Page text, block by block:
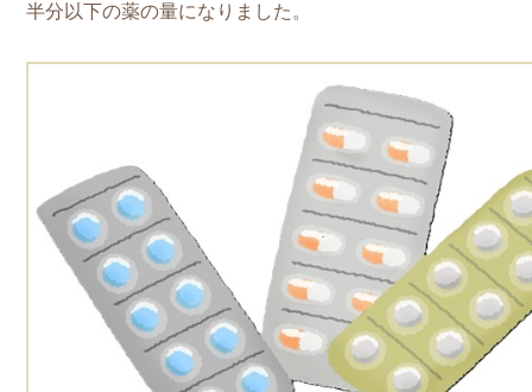
半分以下の薬の量になりました。